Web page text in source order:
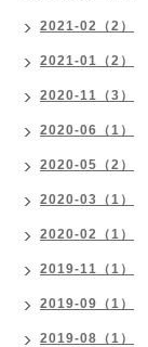
2021-02（2）
2021-01（2）
2020-11（3）
2020-06（1）
2020-05（2）
2020-03（1）
2020-02（1）
2019-11（1）
2019-09（1）
2019-08（1）